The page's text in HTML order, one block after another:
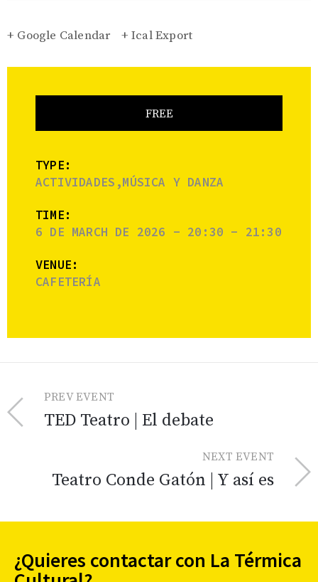
+ Google Calendar + Ical Export
FREE
TYPE:
ACTIVIDADES,MÚSICA Y DANZA
TIME:
6 DE MARCH DE 2026 - 20:30 - 21:30
VENUE:
CAFETERÍA
PREV EVENT
TED Teatro | El debate
NEXT EVENT
Teatro Conde Gatón | Y así es
¿Quieres contactar con La Térmica